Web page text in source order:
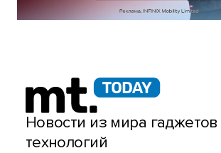
Новости из мира гаджетов
технологий